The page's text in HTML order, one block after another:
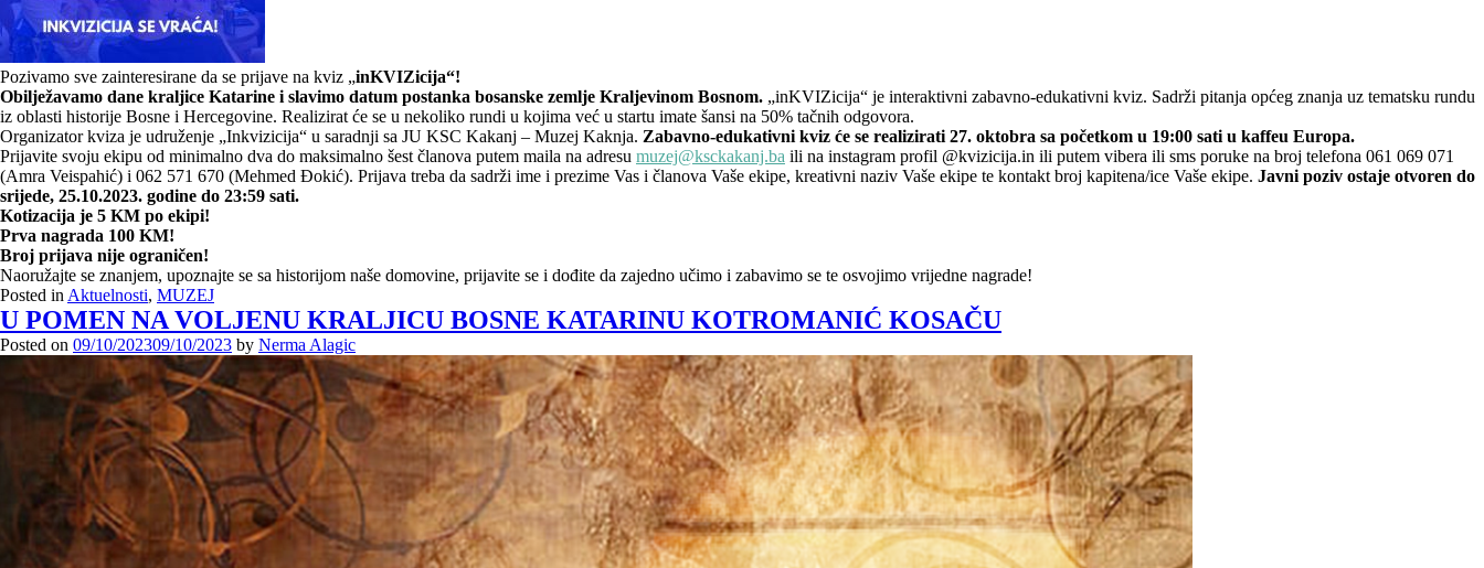
Pozivamo sve zainteresirane da se prijave na kviz „inKVIZicija“!
Obilježavamo dane kraljice Katarine i slavimo datum postanka bosanske zemlje Kraljevinom Bosnom. „inKVIZicija“ je interaktivni zabavno-edukativni kviz. Sadrži pitanja općeg znanja uz tematsku rundu
iz oblasti historije Bosne i Hercegovine. Realizirat će se u nekoliko rundi u kojima već u startu imate šansi na 50% tačnih odgovora.
Organizator kviza je udruženje „Inkvizicija“ u saradnji sa JU KSC Kakanj – Muzej Kaknja. Zabavno-edukativni kviz će se realizirati 27. oktobra sa početkom u 19:00 sati u kaffeu Europa.
Prijavite svoju ekipu od minimalno dva do maksimalno šest članova putem maila na adresu muzej@ksckakanj.ba ili na instagram profil @kvizicija.in ili putem vibera ili sms poruke na broj telefona 061 069 071
(Amra Veispahić) i 062 571 670 (Mehmed Đokić). Prijava treba da sadrži ime i prezime Vas i članova Vaše ekipe, kreativni naziv Vaše ekipe te kontakt broj kapitena/ice Vaše ekipe. Javni poziv ostaje otvoren do
srijede, 25.10.2023. godine do 23:59 sati.
Kotizacija je 5 KM po ekipi!
Prva nagrada 100 KM!
Broj prijava nije ograničen!
Naoružajte se znanjem, upoznajte se sa historijom naše domovine, prijavite se i dođite da zajedno učimo i zabavimo se te osvojimo vrijedne nagrade!
Posted in Aktuelnosti, MUZEJ
U POMEN NA VOLJENU KRALJICU BOSNE KATARINU KOTROMANIĆ KOSAČU
Posted on 09/10/202309/10/2023 by Nerma Alagic